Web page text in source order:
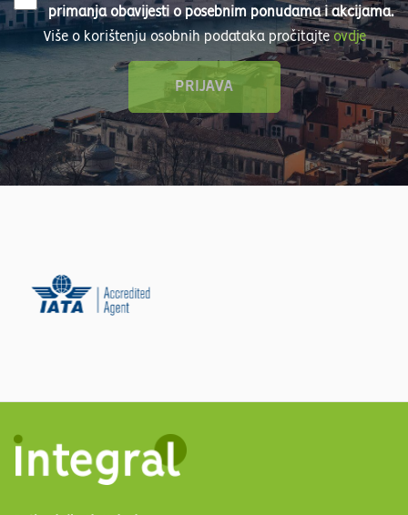
primanja obavijesti o posebnim ponudama i akcijama.
Više o korištenju osobnih podataka pročitajteovdje